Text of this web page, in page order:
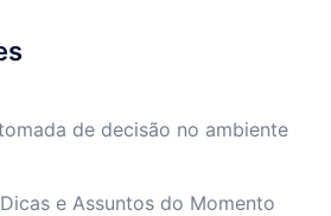
de decisão no ambiente
e Assuntos do Momento